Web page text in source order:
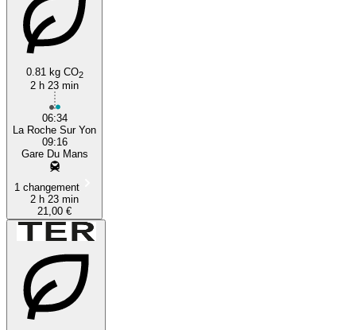
0.81 kg CO2
2 h 23 min
06:34
La Roche Sur Yon
09:16
Gare Du Mans
1 changement
2 h 23 min
21,00 €